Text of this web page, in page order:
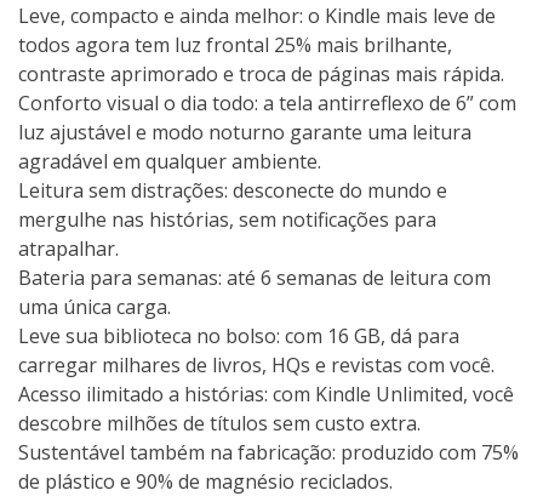
Leve, compacto e ainda melhor: o Kindle mais leve de
todos agora tem luz frontal 25% mais brilhante,
contraste aprimorado e troca de páginas mais rápida.
Conforto visual o dia todo: a tela antirreflexo de 6” com
luz ajustável e modo noturno garante uma leitura
agradável em qualquer ambiente.
Leitura sem distrações: desconecte do mundo e
mergulhe nas histórias, sem notificações para
atrapalhar.
Bateria para semanas: até 6 semanas de leitura com
uma única carga.
Leve sua biblioteca no bolso: com 16 GB, dá para
carregar milhares de livros, HQs e revistas com você.
Acesso ilimitado a histórias: com Kindle Unlimited, você
descobre milhões de títulos sem custo extra.
Sustentável também na fabricação: produzido com 75%
de plástico e 90% de magnésio reciclados.